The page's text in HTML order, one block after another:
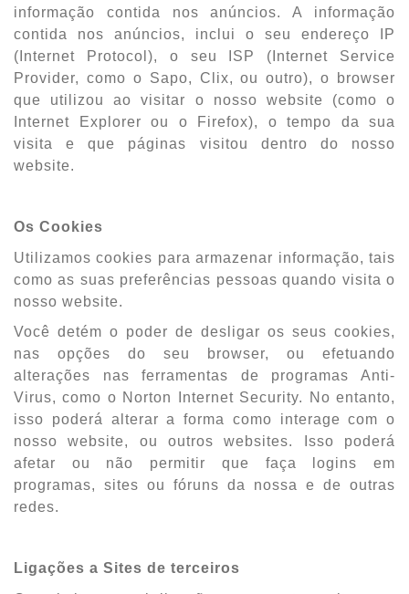
informação contida nos anúncios. A informação
contida nos anúncios, inclui o seu endereço IP
(Internet Protocol), o seu ISP (Internet Service
Provider, como o Sapo, Clix, ou outro), o browser
que utilizou ao visitar o nosso website (como o
Internet Explorer ou o Firefox), o tempo da sua
visita e que páginas visitou dentro do nosso
website.
Os Cookies
Utilizamos cookies para armazenar informação, tais
como as suas preferências pessoas quando visita o
nosso website.
Você detém o poder de desligar os seus cookies,
nas opções do seu browser, ou efetuando
alterações nas ferramentas de programas Anti-
Virus, como o Norton Internet Security. No entanto,
isso poderá alterar a forma como interage com o
nosso website, ou outros websites. Isso poderá
afetar ou não permitir que faça logins em
programas, sites ou fóruns da nossa e de outras
redes.
Ligações a Sites de terceiros